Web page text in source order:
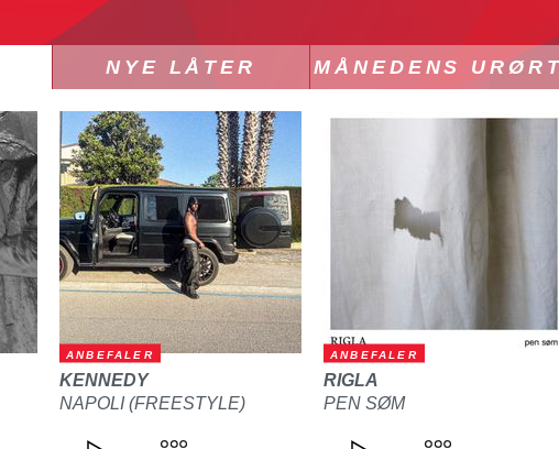
NYE LÅTER MÅNEDENS URØRT
ANBEFALER
KENNEDY
NAPOLI (FREESTYLE)
ANBEFALER
RIGLA
PEN SØM